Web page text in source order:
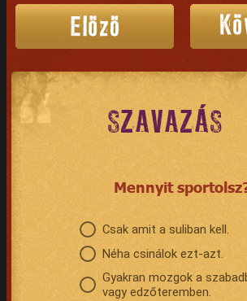
SZAVAZÁS
Mennyit
Csak amit a suliban kell.
Néha csinálok ezt-azt.
Gyakran mozgok a
vagy edzőteremben.